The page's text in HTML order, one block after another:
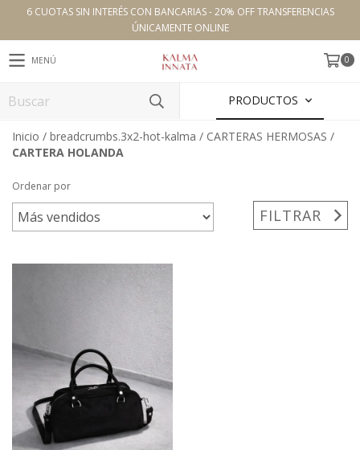
6 CUOTAS SIN INTERÉS CON BANCARIAS - 20% OFF TRANSFERENCIAS
ÚNICAMENTE ONLINE
MENÚ 0
PRODUCTOS
Inicio / breadcrumbs.3x2-hot-kalma / CARTERAS HERMOSAS /
CARTERA HOLANDA
Ordenar por
FILTRAR